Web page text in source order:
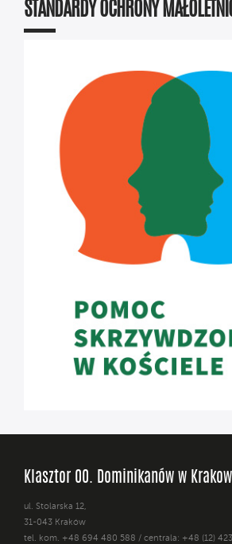
STANDARDY OCHRONY
Klasztor OO. Dominikanów w
ul. Stolarska 12,
31-043 Kraków
tel. kom. +48 694 480 588 / centrala: +48 (12)